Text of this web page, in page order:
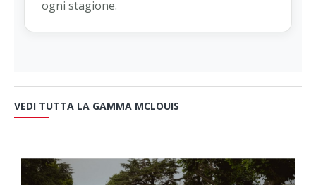
ogni stagione.
VEDI TUTTA LA GAMMA MCLOUIS